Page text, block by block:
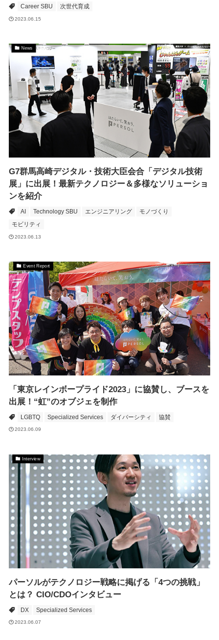
Career SBU 次世代育成
2023.06.15
News
G7群馬高崎デジタル・技術大臣会合「デジタル技術
展」に出展！最新テクノロジー＆多様なソリューショ
ンを紹介
AI Technology SBU エンジニアリング
モノづくり
モビリティ
2023.06.13
Event Report
「東京レインボープライド2023」に協賛し、ブースを
出展！“虹”のオブジェを制作
LGBTQ Specialized Services ダイバーシティ 協賛
2023.06.09
Interview
パーソルがテクノロジー戦略に掲げる「4つの挑戦」
とは？ CIO/CDOインタビュー
DX Specialized Services
2023.06.07